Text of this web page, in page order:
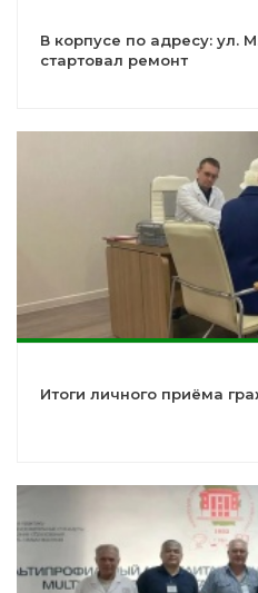
В корпусе по адресу: ул.
стартовал ремонт
Итоги личного приёма